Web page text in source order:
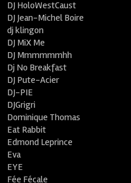
DJ HoloWestCaust
DJ Jean-Michel Boire
dj klingon
DJ MiX Me
DJ Mmmmmmhh
Dj No Breakfast
DJ Pute-Acier
DJ-PIE
DJGrigri
Dominique Thomas
Eat Rabbit
Edmond Leprince
Eva
EYE
Fée Fécale